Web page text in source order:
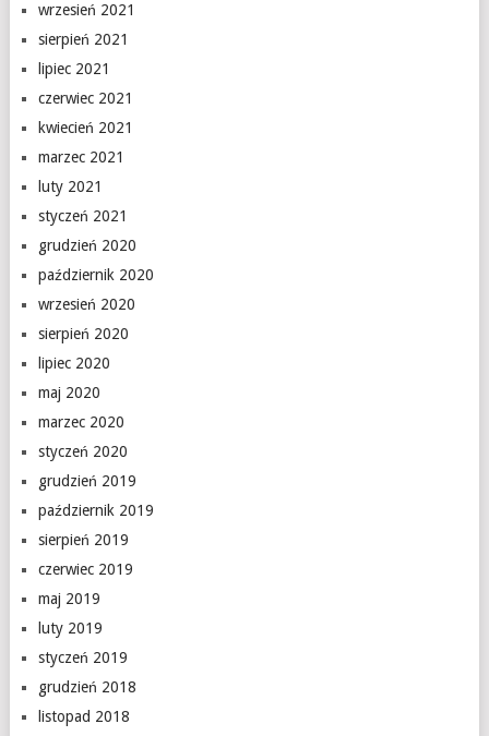
wrzesień 2021
sierpień 2021
lipiec 2021
czerwiec 2021
kwiecień 2021
marzec 2021
luty 2021
styczeń 2021
grudzień 2020
październik 2020
wrzesień 2020
sierpień 2020
lipiec 2020
maj 2020
marzec 2020
styczeń 2020
grudzień 2019
październik 2019
sierpień 2019
czerwiec 2019
maj 2019
luty 2019
styczeń 2019
grudzień 2018
listopad 2018